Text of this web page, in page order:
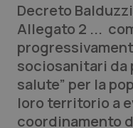
Lettere al direttore
Edizioni Regionali
QS Pro
Decreto
Allegato 2 ...
sociosanitari da
salute” per la
loro territorio a
coordinamento